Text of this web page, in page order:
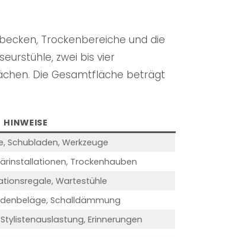
Trockenbereiche und die
zwei bis vier
Die Gesamtfläche beträgt
HINWEISE
Schubladen, Werkzeuge
Trockenhauben
Wartestühle
Schalldämmung
Erinnerungen